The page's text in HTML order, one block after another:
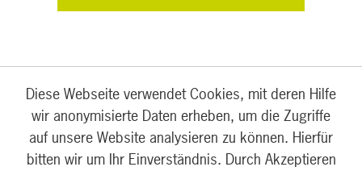
Diese Webseite verwendet Cookies, mit deren Hilfe
wir anonymisierte Daten erheben, um die Zugriffe
auf unsere Website analysieren zu können. Hierfür
bitten wir um Ihr Einverständnis. Durch Akzeptieren
FÜR UNTERNEHMEN